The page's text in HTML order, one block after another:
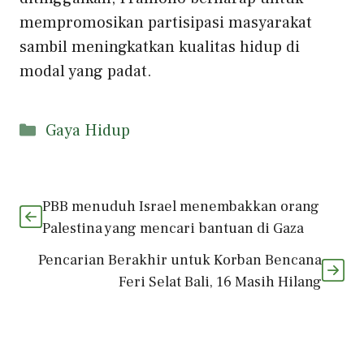
mempromosikan partisipasi masyarakat
sambil meningkatkan kualitas hidup di
modal yang padat.
Kategori
Gaya Hidup
PBB menuduh Israel menembakkan orang
Palestina yang mencari bantuan di Gaza
Pencarian Berakhir untuk Korban Bencana
Feri Selat Bali, 16 Masih Hilang